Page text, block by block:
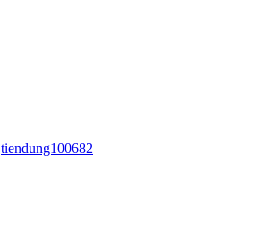
tiendung100682